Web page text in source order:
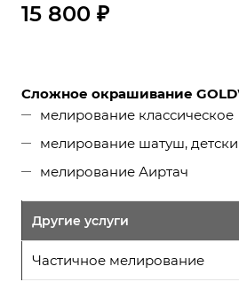
15 800 ₽
Сложное окрашивание
мелирование классическое
мелирование шатуш,
мелирование Аиртач
Другие услуги
Частичное мелирование